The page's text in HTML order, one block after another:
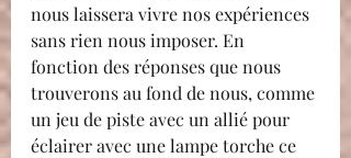
nous laissera vivre nos expériences
sans rien nous imposer. En
fonction des réponses que nous
trouverons au fond de nous, comme
un jeu de piste avec un allié pour
éclairer avec une lampe torche ce